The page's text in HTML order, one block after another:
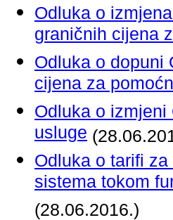
Odluka o
graničnih cijena
Odluka o dopuni
cijena za
Odluka o
usluge
Odluka o tarifi
sistema tokom
(28.06.2016.)